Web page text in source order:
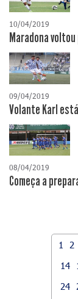
10/04/2019
Maradona
09/04/2019
Volante Karl
08/04/2019
Começa a
1 2
14
24